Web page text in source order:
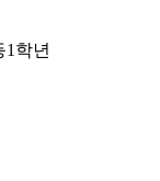
1학년